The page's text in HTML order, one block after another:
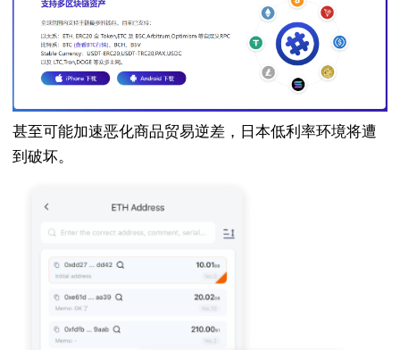
甚至可能加速恶化商品贸易逆差，日本低利率环境将遭
到破坏。